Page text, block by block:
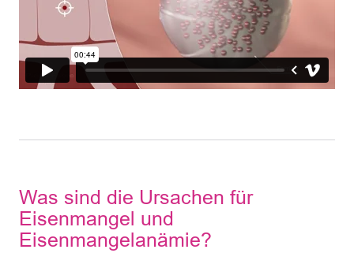
Was sind die Ursachen für
Eisenmangel und
Eisenmangelanämie?